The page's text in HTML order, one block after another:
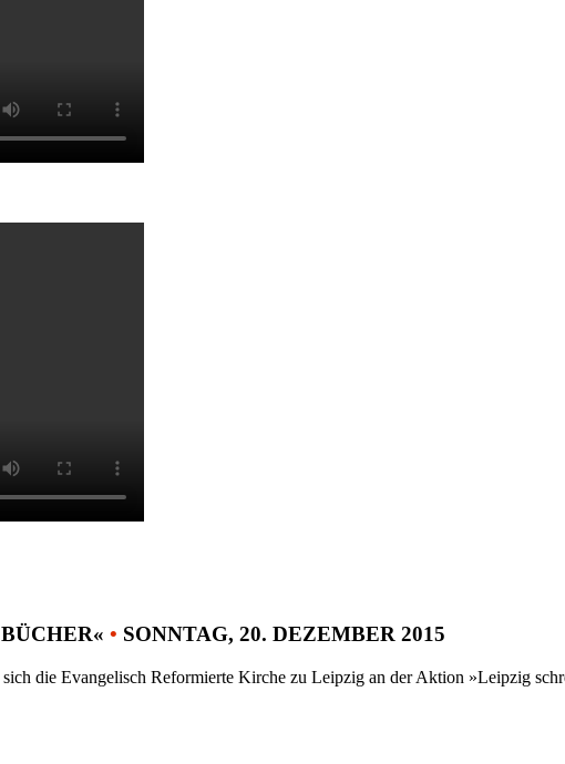
• SONNTAG, 20. DEZEMBER 2015
die Evangelisch Reformierte Kirche zu Leipzig an der Aktion »Leipzig